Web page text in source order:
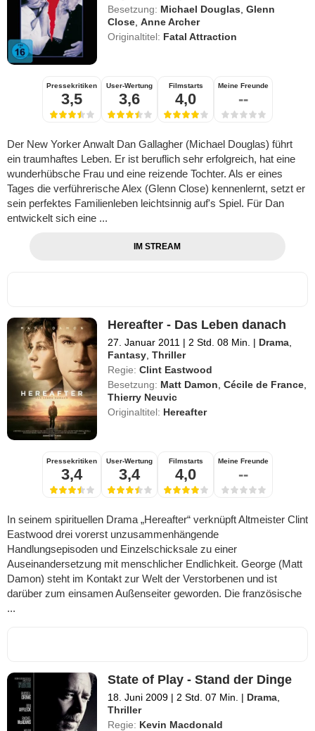
Besetzung: Michael Douglas ,Glenn
Close ,Anne Archer
Originaltitel: Fatal Attraction
Pressekritiken
3,5
User-Wertung
3,6
Filmstarts
4,0
Meine Freunde
--
Der New Yorker Anwalt Dan Gallagher (Michael Douglas) führt
ein traumhaftes Leben. Er ist beruflich sehr erfolgreich, hat eine
wunderhübsche Frau und eine reizende Tochter. Als er eines
Tages die verführerische Alex (Glenn Close) kennenlernt, setzt er
sein perfektes Familienleben leichtsinnig auf's Spiel. Für Dan
entwickelt sich eine ...
IM STREAM
Hereafter - Das Leben danach
27. Januar 2011 | 2 Std. 08 Min. | Drama
Fantasy ,Thriller
Regie: Clint Eastwood
Besetzung: Matt Damon ,Cécile de France
Thierry Neuvic
Originaltitel: Hereafter
Pressekritiken
3,4
User-Wertung
3,4
Filmstarts
4,0
Meine Freunde
--
In seinem spirituellen Drama „Hereafter“ verknüpft Altmeister Clint
Eastwood drei vorerst unzusammenhängende
Handlungsepisoden und Einzelschicksale zu einer
Auseinandersetzung mit menschlicher Endlichkeit. George (Matt
Damon) steht im Kontakt zur Welt der Verstorbenen und ist
darüber zum einsamen Außenseiter geworden. Die französische
...
State of Play - Stand der Dinge
18. Juni 2009 | 2 Std. 07 Min. | Drama
Thriller
Regie: Kevin Macdonald